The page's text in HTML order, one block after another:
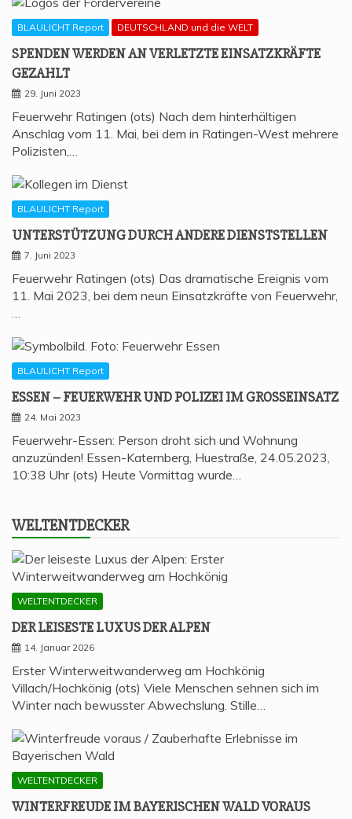
BLAULICHT Report DEUTSCHLAND und die WELT
SPEN­DEN WER­DEN AN VER­LETZ­TE EIN­SATZ­KRÄF­TE
GEZAHLT
29. Juni 2023
Feuerwehr Ratingen (ots) Nach dem hinterhältigen
Anschlag vom 11. Mai, bei dem in Ratingen-West mehrere
Polizisten,…
BLAULICHT Report
UNTER­STÜT­ZUNG DURCH ANDE­RE DIENSTSTELLEN
7. Juni 2023
Feuerwehr Ratingen (ots) Das dramatische Ereignis vom
11. Mai 2023, bei dem neun Einsatzkräfte von Feuerwehr,
BLAULICHT Report
ESSEN – FEU­ER­WEHR UND POLI­ZEI IM GROSSEINSATZ
24. Mai 2023
Feuerwehr-Essen: Person droht sich und Wohnung
anzuzünden! Essen-Katernberg, Huestraße, 24.05.2023,
10:38 Uhr (ots) Heute Vormittag wurde…
WELT­ENT­DE­CKER
WELTENTDECKER
DER LEI­SES­TE LUXUS DER ALPEN
14. Januar 2026
Erster Winterweitwanderweg am Hochkönig
Villach/Hochkönig (ots) Viele Menschen sehnen sich im
Winter nach bewusster Abwechslung. Stille…
WELTENTDECKER
WIN­TER­FREU­DE IM BAYE­RI­SCHEN WALD VORAUS